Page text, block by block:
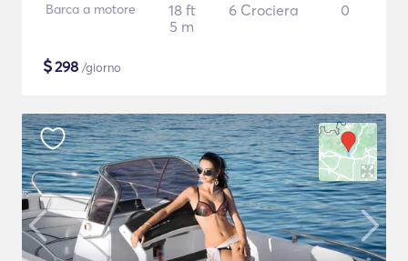
Barca a motore
18 ft
5 m
6 Crociera 0
$298 /giorno